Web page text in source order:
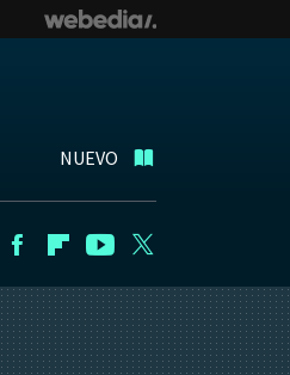
NUEVO
InstagramFacebookFlipboard
Youtube